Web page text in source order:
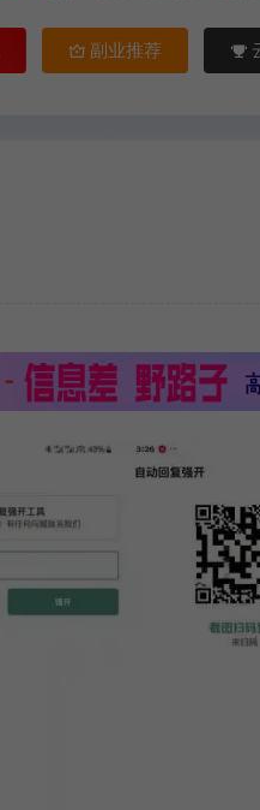
副业推荐